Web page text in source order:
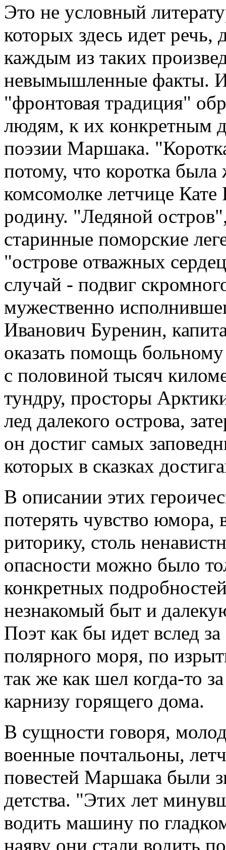
Это не условный
которых здесь идет речь,
каждым из таких
невымышленные факты.
"фронтовая традиция"
людям, к их конкретным
поэзии Маршака.
потому, что коротка
комсомолке летчице
родину. "Ледяной
старинные поморские
"острове отважных
случай - подвиг
мужественно
Иванович Буренин,
оказать помощь
с половиной тысяч
тундру, просторы
лед далекого острова,
он достиг самых
которых в сказках
В описании этих
потерять чувство юмора,
риторику, столь
опасности можно было
конкретных
незнакомый быт и
Поэт как бы идет вслед
полярного моря, по
так же как шел когда-то
карнизу горящего дома.
В сущности говоря,
военные почтальоны,
повестей Маршака были
детства. "Этих лет
водить машину по
наяву они стали водить